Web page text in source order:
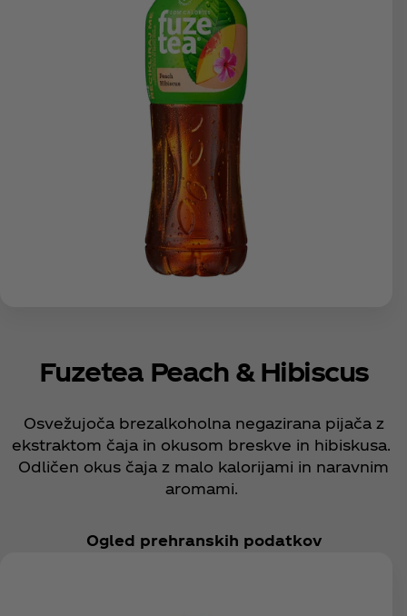
Fuzetea Peach & Hibiscus
Osvežujoča brezalkoholna negazirana pijača z
ekstraktom čaja in okusom breskve in hibiskusa.
Odličen okus čaja z malo kalorijami in naravnim
aromami.
Ogled prehranskih podatkov